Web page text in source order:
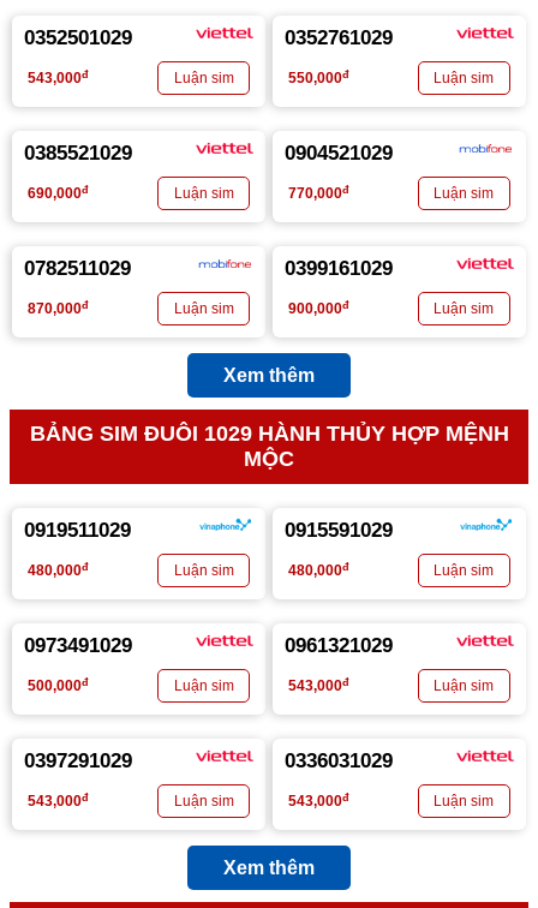
0352501029
543,000đ
0352761029
550,000đ
0385521029
690,000đ
0904521029
770,000đ
0782511029
870,000đ
0399161029
900,000đ
Xem thêm
BẢNG SIM ĐUÔI 1029 HÀNH THỦY HỢP MỆNH
MỘC
0919511029
480,000đ
0915591029
480,000đ
0973491029
500,000đ
0961321029
543,000đ
0397291029
543,000đ
0336031029
543,000đ
Xem thêm